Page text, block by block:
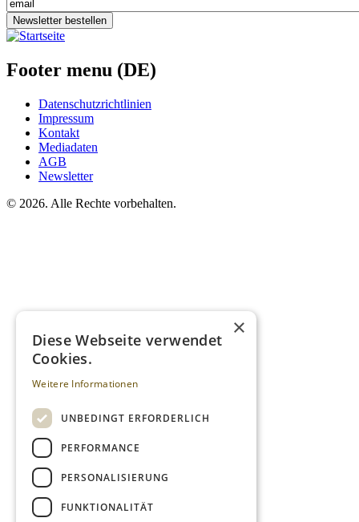
Newsletter bestellen
Footer menu (DE)
Datenschutzrichtlinien
Impressum
Kontakt
Mediadaten
AGB
Newsletter
© 2026. Alle Rechte vorbehalten.
×
Diese Webseite verwendet
Cookies.
Weitere Informationen
UNBEDINGT ERFORDERLICH
PERFORMANCE
PERSONALISIERUNG
FUNKTIONALITÄT